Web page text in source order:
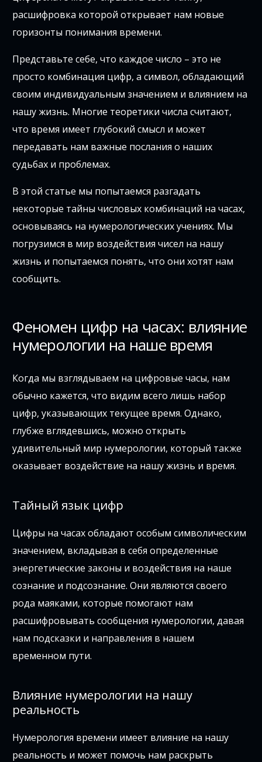
расшифровка которой открывает нам новые
горизонты понимания времени.
Представьте себе, что каждое число – это не
просто комбинация цифр, а символ, обладающий
своим индивидуальным значением и влиянием на
нашу жизнь. Многие теоретики числа считают,
что время имеет глубокий смысл и может
передавать нам важные послания о наших
судьбах и проблемах.
В этой статье мы попытаемся разгадать
некоторые тайны числовых комбинаций на часах,
основываясь на нумерологических учениях. Мы
погрузимся в мир воздействия чисел на нашу
жизнь и попытаемся понять, что они хотят нам
сообщить.
Феномен цифр на часах: влияние
нумерологии на наше время
Когда мы взглядываем на цифровые часы, нам
обычно кажется, что видим всего лишь набор
цифр, указывающих текущее время. Однако,
глубже вглядевшись, можно открыть
удивительный мир нумерологии, который также
оказывает воздействие на нашу жизнь и время.
Тайный язык цифр
Цифры на часах обладают особым символическим
значением, вкладывая в себя определенные
энергетические законы и воздействия на наше
сознание и подсознание. Они являются своего
рода маяками, которые помогают нам
расшифровывать сообщения нумерологии, давая
нам подсказки и направления в нашем
временном пути.
Влияние нумерологии на нашу
реальность
Нумерология времени имеет влияние на нашу
реальность и может помочь нам раскрыть